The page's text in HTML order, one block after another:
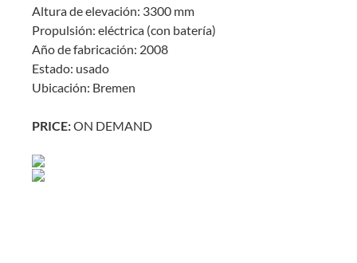
Altura de elevación: 3300 mm
Propulsión: eléctrica (con batería)
Año de fabricación: 2008
Estado: usado
Ubicación: Bremen
PRICE:ON DEMAND